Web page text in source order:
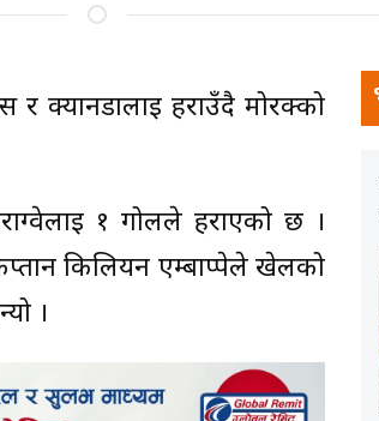
र क्यानडालाई हराउँदै मोरक्को
१ गोलले हराएको छ ।
किलियन एम्बाप्पेले खेलको
।